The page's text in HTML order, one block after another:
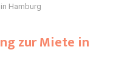
Hamburg
zur Miete in